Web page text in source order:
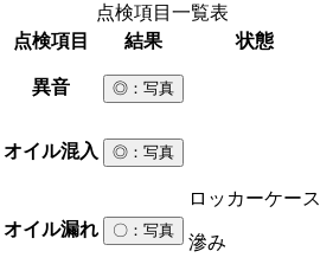
点検項目一覧表
点検項目
結果 状態
異音 ◎ ：写真
オイル混入 ◎ ：写真
オイル漏れ 〇 ：写真
ロッカーケース
滲み